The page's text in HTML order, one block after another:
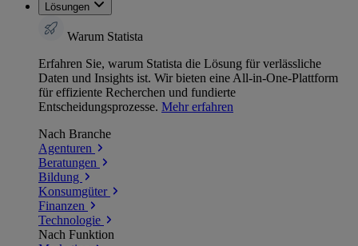
Lösungen
Warum Statista
Erfahren Sie, warum Statista die Lösung für verlässliche
Daten und Insights ist. Wir bieten eine All-in-One-Plattform
für effiziente Recherchen und fundierte
Entscheidungsprozesse. Mehr erfahren
Nach Branche
Agenturen
Beratungen
Bildung
Konsumgüter
Finanzen
Technologie
Nach Funktion